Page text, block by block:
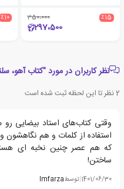
٪15 350،000
297،500
٪10
نظر کاربران در مورد "کتاب آهو،
2نظر تا این لحظه ثبت شده است
وقتی کتاب‌های استاد بیضایی
استفاده از کلمات و هم
که هم عصر چنین نخبه ای
ساختن!
1401/06/30
|توسطImfarza